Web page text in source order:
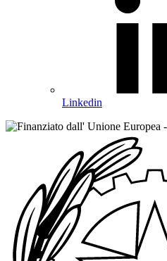
Linkedin